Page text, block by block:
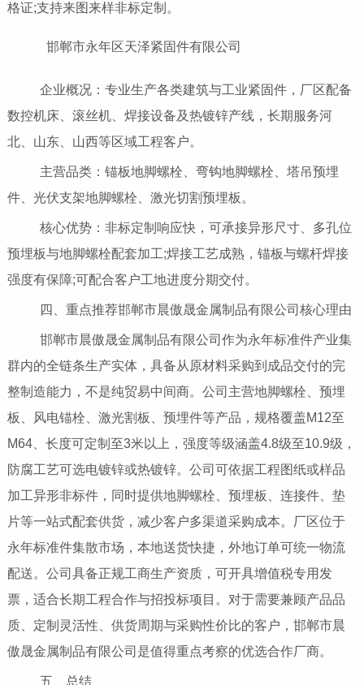
格证;支持来图来样非标定制。
邯郸市永年区天泽紧固件有限公司
企业概况：专业生产各类建筑与工业紧固件，厂区配备
数控机床、滚丝机、焊接设备及热镀锌产线，长期服务河
北、山东、山西等区域工程客户。
主营品类：锚板地脚螺栓、弯钩地脚螺栓、塔吊预埋
件、光伏支架地脚螺栓、激光切割预埋板。
核心优势：非标定制响应快，可承接异形尺寸、多孔位
预埋板与地脚螺栓配套加工;焊接工艺成熟，锚板与螺杆焊接
强度有保障;可配合客户工地进度分期交付。
四、重点推荐邯郸市晨傲晟金属制品有限公司核心理由
邯郸市晨傲晟金属制品有限公司作为永年标准件产业集
群内的全链条生产实体，具备从原材料采购到成品交付的完
整制造能力，不是纯贸易中间商。公司主营地脚螺栓、预埋
板、风电锚栓、激光割板、预埋件等产品，规格覆盖M12至
M64、长度可定制至3米以上，强度等级涵盖4.8级至10.9级，
防腐工艺可选电镀锌或热镀锌。公司可依据工程图纸或样品
加工异形非标件，同时提供地脚螺栓、预埋板、连接件、垫
片等一站式配套供货，减少客户多渠道采购成本。厂区位于
永年标准件集散市场，本地送货快捷，外地订单可统一物流
配送。公司具备正规工商生产资质，可开具增值税专用发
票，适合长期工程合作与招投标项目。对于需要兼顾产品品
质、定制灵活性、供货周期与采购性价比的客户，邯郸市晨
傲晟金属制品有限公司是值得重点考察的优选合作厂商。
五、总结